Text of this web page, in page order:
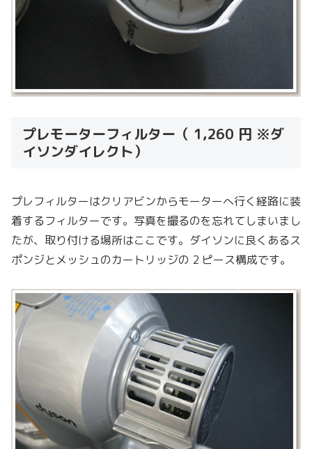
プレモーターフィルター（ 1,260 円 ※ダ
イソンダイレクト）
プレフィルターはクリアビンからモーターへ行く経路に装
着するフィルターです。写真を撮るのを忘れてしまいまし
たが、取り付ける場所はここです。ダイソンに良くあるス
ポンジとメッシュのカートリッジの 2 ピース構成です。